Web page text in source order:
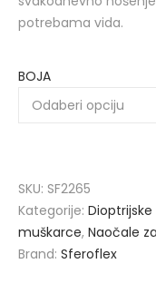
potrebama vida.
BOJA
SKU: SF2265
Kategorije:
muškarce, Naočale
Brand: Sferoflex